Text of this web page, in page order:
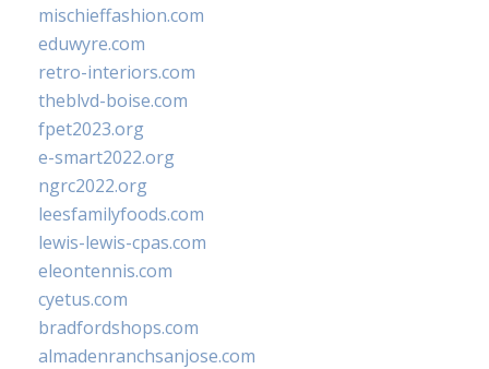
mischieffashion.com
eduwyre.com
retro-interiors.com
theblvd-boise.com
fpet2023.org
e-smart2022.org
ngrc2022.org
leesfamilyfoods.com
lewis-lewis-cpas.com
eleontennis.com
cyetus.com
bradfordshops.com
almadenranchsanjose.com